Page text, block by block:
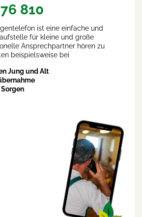
810
ist eine einfache und
für kleine und große
Ansprechpartner hören zu
beispielsweise bei
Jung und Alt